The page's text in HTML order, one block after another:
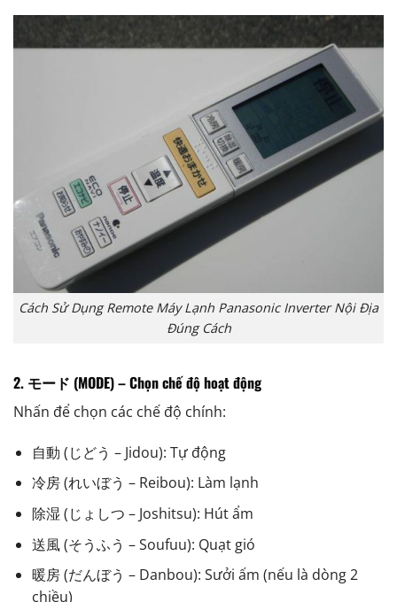
Cách Sử Dụng Remote Máy Lạnh Panasonic Inverter Nội Địa
Đúng Cách
2. モード (MODE) – Chọn chế độ hoạt động
Nhấn để chọn các chế độ chính:
自動 (じどう – Jidou): Tự động
冷房 (れいぼう – Reibou): Làm lạnh
除湿 (じょしつ – Joshitsu): Hút ẩm
送風 (そうふう – Soufuu): Quạt gió
暖房 (だんぼう – Danbou): Sưởi ấm (nếu là dòng 2
chiều)